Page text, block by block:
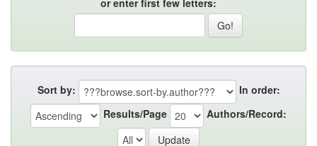
Sort by:
In order:
Results/Page
Authors/Record: